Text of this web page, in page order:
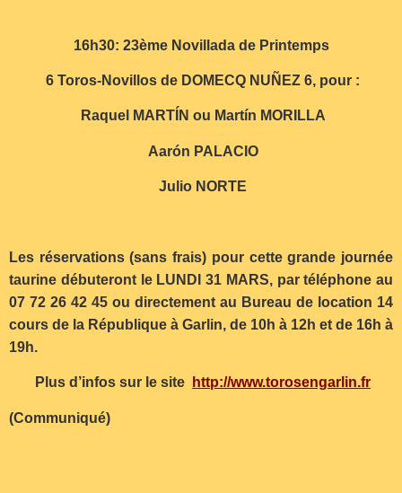
16h30: 23ème Novillada de Printemps
6 Toros-Novillos de DOMECQ NUÑEZ 6, pour :
Raquel MARTÍN ou Martín MORILLA
Aarón PALACIO
Julio NORTE
Les réservations (sans frais) pour cette grande journée
taurine débuteront le LUNDI 31 MARS, par téléphone au
07 72 26 42 45 ou directement au Bureau de location 14
cours de la République à Garlin, de 10h à 12h et de 16h à
19h.
Plus d’infos sur le site http://www.torosengarlin.fr
(Communiqué)